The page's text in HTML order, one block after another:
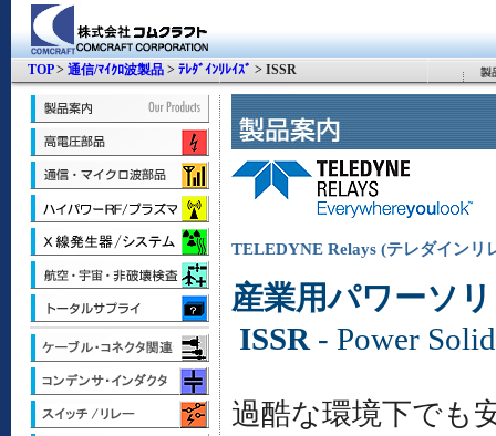
TOP> 通信/ﾏｲｸﾛ波製品 > ﾃﾚﾀﾞｲﾝﾘﾚｲｽﾞ > ISSR
TELEDYNE Relays (テレダインリ
産業用パワーソ
ISSR - Power
過酷な環境下でも